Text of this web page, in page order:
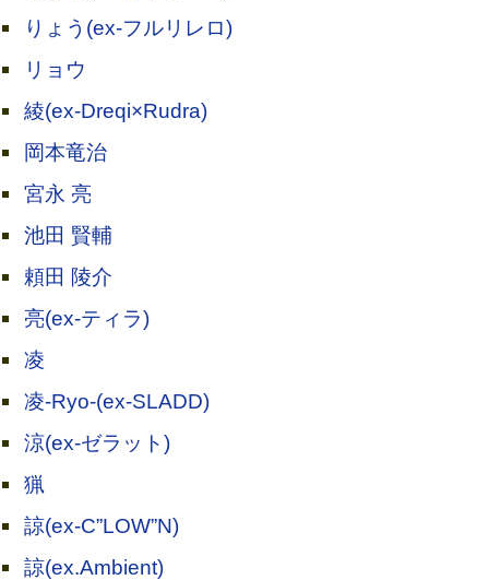
りょう(ex-フルリレロ)
リョウ
綾(ex-Dreqi×Rudra)
岡本竜治
宮永 亮
池田 賢輔
頼田 陵介
亮(ex-ティラ)
凌
凌-Ryo-(ex-SLADD)
涼(ex-ゼラット)
猟
諒(ex-C”LOW”N)
諒(ex.Ambient)